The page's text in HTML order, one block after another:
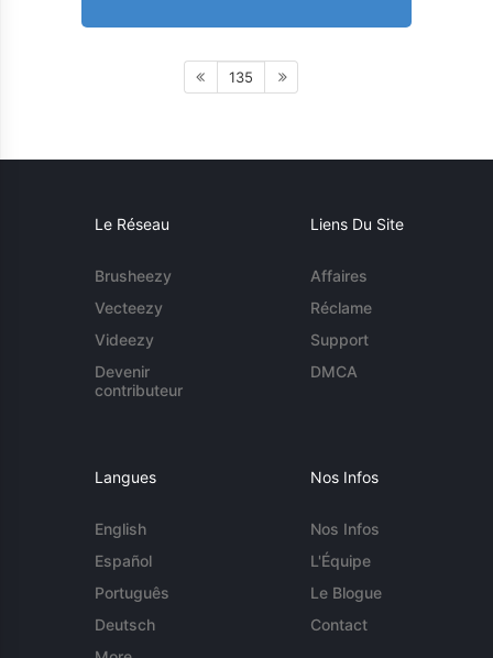
135
Le Réseau
Brusheezy
Vecteezy
Videezy
Devenir
contributeur
Liens Du Site
Affaires
Réclame
Support
DMCA
Langues
English
Español
Português
Deutsch
Nos Infos
Nos Infos
L'Équipe
Le Blogue
Contact